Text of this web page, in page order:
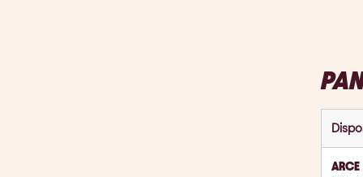
ARCE